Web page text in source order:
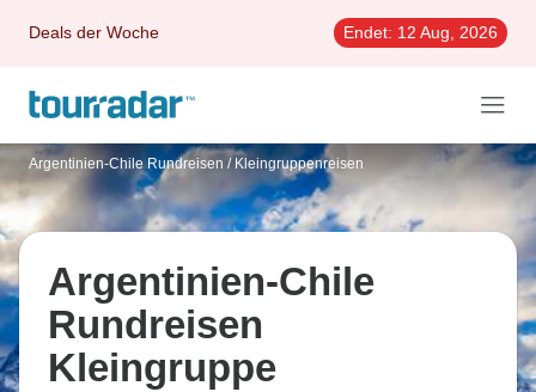
Deals der Woche Endet: 12 Aug, 2026
Argentinien-Chile Rundreisen / Kleingruppenreisen
Argentinien-Chile
Rundreisen
Kleingruppe